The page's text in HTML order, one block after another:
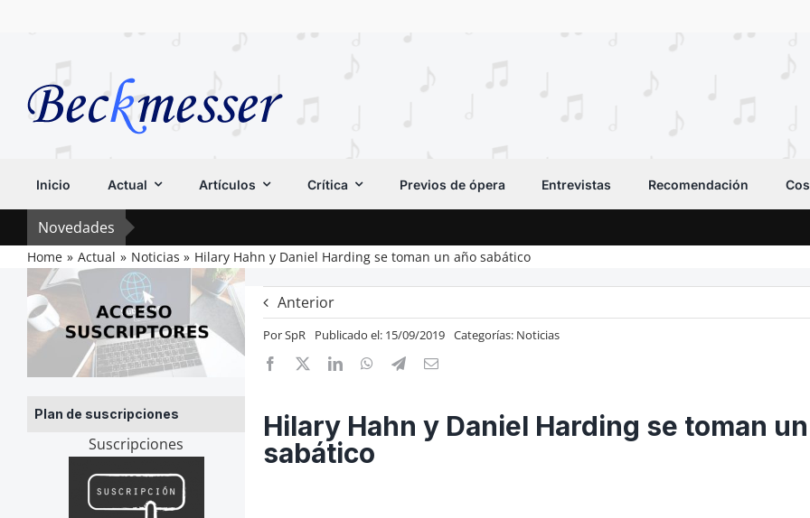
Inicio Actual Artículos Crítica Previos de ópera Entrevistas Recomendación
Novedades
Home Actual Noticias Hilary Hahn y Daniel Harding se toman un año sabático
Plan de suscripciones
Suscripciones
Anterior
PorSpR Publicado el: 15/09/2019 Categorías: Noticias
Hilary Hahn y Daniel Harding se toman
sabático